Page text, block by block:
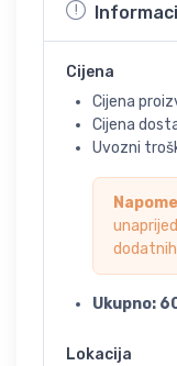
Cijena
Cijena
Cijena
Uvozni
Ukupno:
Lokacija